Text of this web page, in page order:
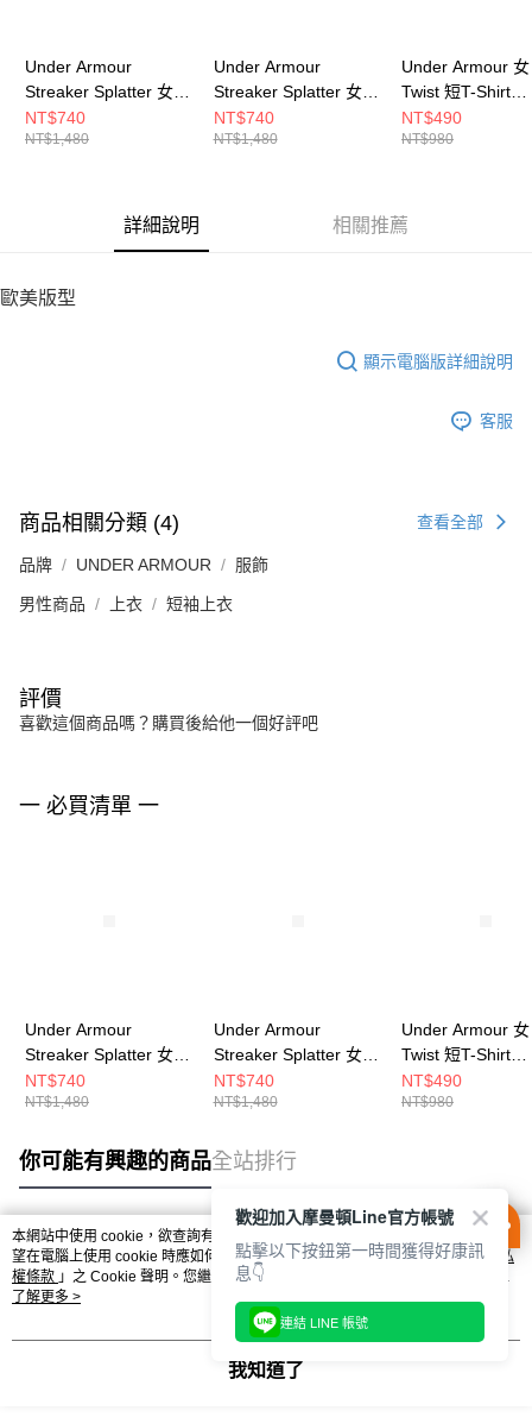
Under Armour
Streaker Splatter 女
短T-Shirt 1382435-
682
NT$740
NT$1,480
Under Armour
Streaker Splatter 女
短T-Shirt 1382435-
001
NT$740
NT$1,480
Under Armour
Twist 短T-Shirt
1384230-465
NT$490
NT$980
詳細說明 相關推薦
歐美版型
顯示電腦版詳細說明
客服
商品相關分類 (4) 查看全部
品牌 UNDER ARMOUR 服飾
男性商品 上衣 短袖上衣
評價
喜歡這個商品嗎？購買後給他一個好評吧
一 必買清單 一
Under Armour
Streaker Splatter 女
短T-Shirt 1382435-
682
NT$740
NT$1,480
Under Armour
Streaker Splatter 女
短T-Shirt 1382435-
001
NT$740
NT$1,480
Under Armour
Twist 短T-Shirt
1384230-465
NT$490
NT$980
你可能有興趣的商品全站排行
熱門標籤
本網站中使用 cookie，欲查詢有關本網站使用 cookie 方式之詳情，及若您不希
望在電腦上使用 cookie 時應如何變更電腦的 cookie 設定，請參閱本網站「
隱私
權條款 」之 Cookie 聲明。您繼續使用本網站即表示您同意本公司得按本網站使
用條款之 Cookie 聲明使用 cookie。
了解更多 >
我知道了
歡迎加入摩曼頓Line官方帳號
點擊以下按鈕第一時間獲得好康訊
息👇
連結 LINE 帳號